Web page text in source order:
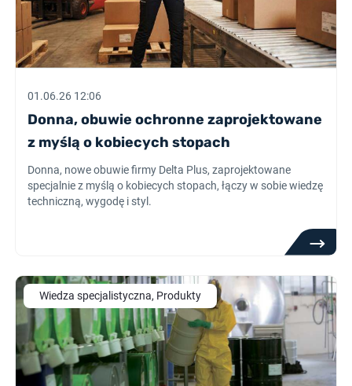
01.06.26 12:06
Donna, obuwie ochronne zaprojektowane
z myślą o kobiecych stopach
Donna, nowe obuwie firmy Delta Plus, zaprojektowane
specjalnie z myślą o kobiecych stopach, łączy w sobie wiedzę
techniczną, wygodę i styl.
Wiedza specjalistyczna, Produkty